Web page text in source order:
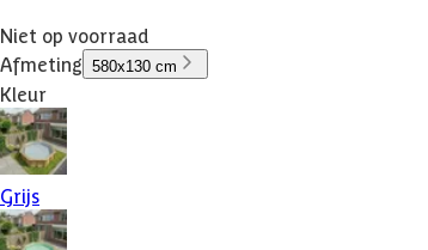
Niet op voorraad
Afmeting 580x130 cm
Kleur
Grijs